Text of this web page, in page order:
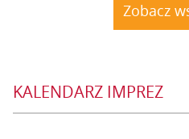
Zobacz
KALENDARZ IMPREZ